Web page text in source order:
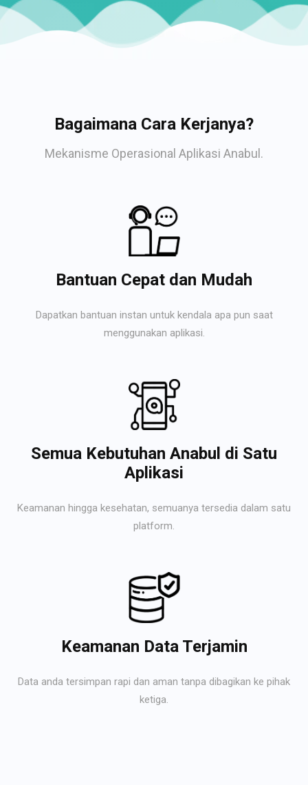
Bagaimana Cara Kerjanya?
Mekanisme Operasional Aplikasi Anabul.
Bantuan Cepat dan Mudah
Dapatkan bantuan instan untuk kendala apa pun saat
menggunakan aplikasi.
Semua Kebutuhan Anabul di Satu
Aplikasi
Keamanan hingga kesehatan, semuanya tersedia dalam satu
platform.
Keamanan Data Terjamin
Data anda tersimpan rapi dan aman tanpa dibagikan ke pihak
ketiga.